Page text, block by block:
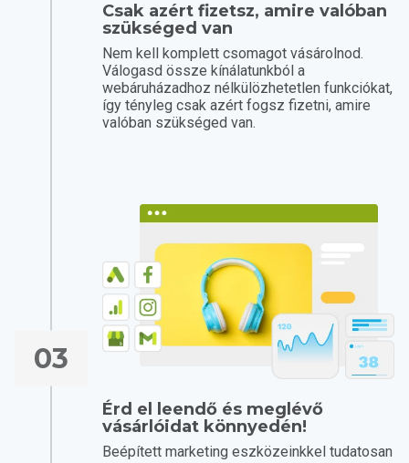
Csak azért fizetsz, amire valóban
szükséged van
Nem kell komplett csomagot vásárolnod.
Válogasd össze kínálatunkból a
webáruházadhoz nélkülözhetetlen funkciókat,
így tényleg csak azért fogsz fizetni, amire
valóban szükséged van.
03
Érd el leendő és meglévő
vásárlóidat könnyedén!
Beépített marketing eszközeinkkel tudatosan